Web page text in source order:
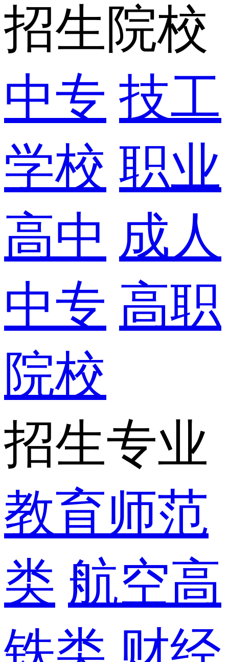
招生院校
中专 技工
学校 职业
高中 成人
中专 高职
院校
招生专业
教育师范
类 航空高